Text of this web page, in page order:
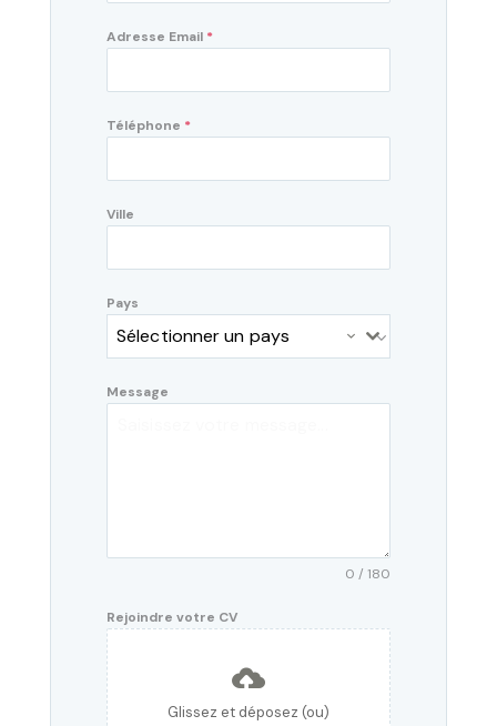
Adresse Email *
Téléphone *
Ville
Pays
Sélectionner un pays
Message
0 / 180
Rejoindre votre CV
Glissez et déposez (ou)